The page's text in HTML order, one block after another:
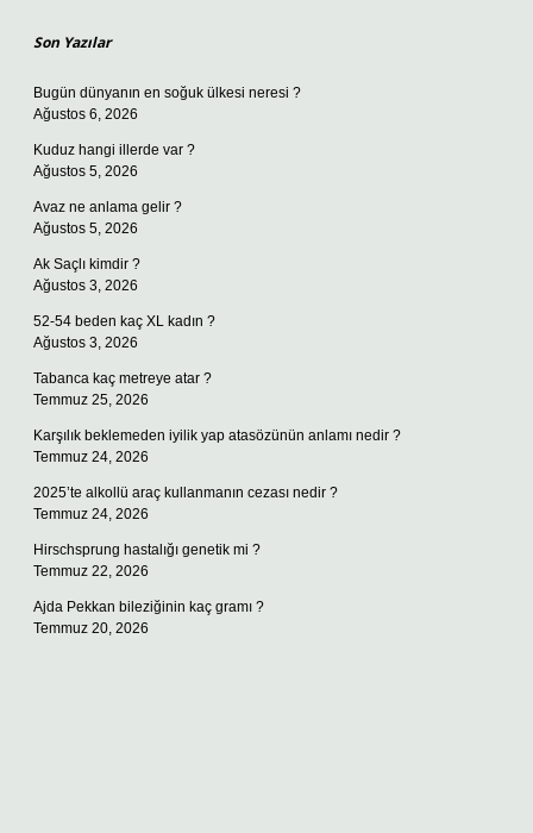
Son Yazılar
Bugün dünyanın en soğuk ülkesi neresi ?
Ağustos 6, 2026
Kuduz hangi illerde var ?
Ağustos 5, 2026
Avaz ne anlama gelir ?
Ağustos 5, 2026
Ak Saçlı kimdir ?
Ağustos 3, 2026
52-54 beden kaç XL kadın ?
Ağustos 3, 2026
Tabanca kaç metreye atar ?
Temmuz 25, 2026
Karşılık beklemeden iyilik yap atasözünün anlamı nedir ?
Temmuz 24, 2026
2025’te alkollü araç kullanmanın cezası nedir ?
Temmuz 24, 2026
Hirschsprung hastalığı genetik mi ?
Temmuz 22, 2026
Ajda Pekkan bileziğinin kaç gramı ?
Temmuz 20, 2026